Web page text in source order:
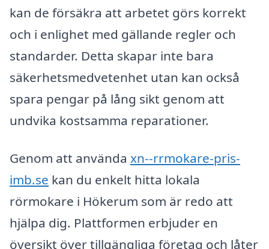
kan de försäkra att arbetet görs korrekt
och i enlighet med gällande regler och
standarder. Detta skapar inte bara
säkerhetsmedvetenhet utan kan också
spara pengar på lång sikt genom att
undvika kostsamma reparationer.
Genom att använda xn--rrmokare-pris-
imb.se kan du enkelt hitta lokala
rörmokare i Hökerum som är redo att
hjälpa dig. Plattformen erbjuder en
översikt över tillgängliga företag och låter